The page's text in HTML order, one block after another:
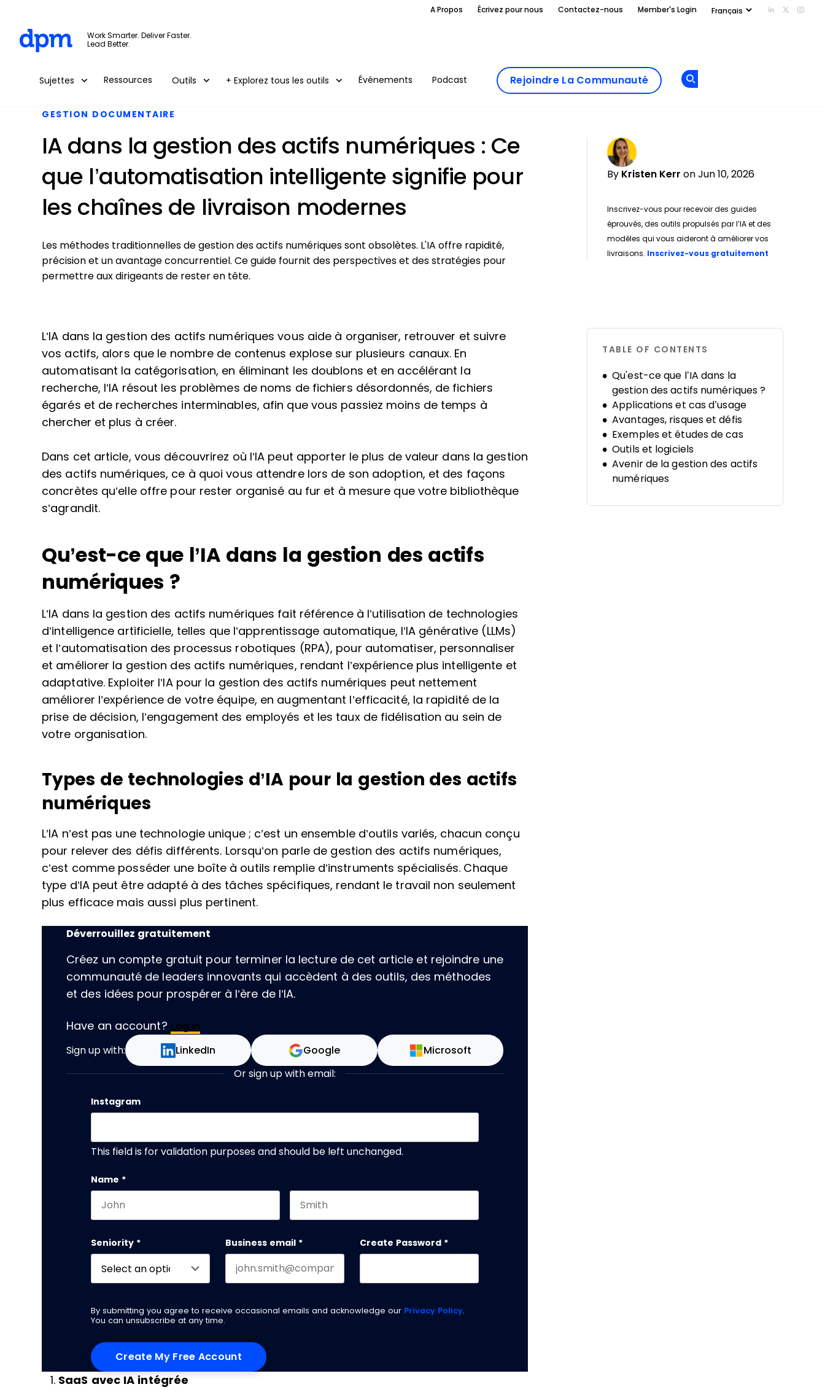
Skip to main content
A Propos Écrivez pour nous Contactez-nous Member's Login Add us on
Follow
Work Smarter. Deliver Faster.
Lead Better.
Sujettes Ressources Outils + Explorez tous les outils Événements Podcast Rejoindre La Communauté
GESTION DOCUMENTAIRE
IA dans la gestion des actifs numériques : Ce
que l’automatisation intelligente signifie pour
les chaînes de livraison modernes
By Kristen Kerr on Jun 10, 2026
Inscrivez-vous pour recevoir des guides
éprouvés, des outils propulsés par l’IA et des
modèles qui vous aideront à améliorer vos
livraisons. Inscrivez-vous gratuitement
Les méthodes traditionnelles de gestion des actifs numériques sont obsolètes. L'IA offre rapidité,
précision et un avantage concurrentiel. Ce guide fournit des perspectives et des stratégies pour
permettre aux dirigeants de rester en tête.
L’IA dans la gestion des actifs numériques vous aide à organiser, retrouver et suivre
vos actifs, alors que le nombre de contenus explose sur plusieurs canaux. En
automatisant la catégorisation, en éliminant les doublons et en accélérant la
recherche, l’IA résout les problèmes de noms de fichiers désordonnés, de fichiers
égarés et de recherches interminables, afin que vous passiez moins de temps à
chercher et plus à créer.
Dans cet article, vous découvrirez où l’IA peut apporter le plus de valeur dans la gestion
des actifs numériques, ce à quoi vous attendre lors de son adoption, et des façons
concrètes qu’elle offre pour rester organisé au fur et à mesure que votre bibliothèque
s’agrandit.
Qu’est-ce que l’IA dans la gestion des actifs
numériques ?
L’IA dans la gestion des actifs numériques fait référence à l’utilisation de technologies
d’intelligence artificielle, telles que l’apprentissage automatique, l’IA générative (LLMs)
et l’automatisation des processus robotiques (RPA), pour automatiser, personnaliser
et améliorer la gestion des actifs numériques, rendant l’expérience plus intelligente et
adaptative. Exploiter l’IA pour la gestion des actifs numériques peut nettement
améliorer l’expérience de votre équipe, en augmentant l’efficacité, la rapidité de la
prise de décision, l’engagement des employés et les taux de fidélisation au sein de
votre organisation.
Types de technologies d’IA pour la gestion des actifs
numériques
L’IA n’est pas une technologie unique ; c’est un ensemble d’outils variés, chacun conçu
pour relever des défis différents. Lorsqu’on parle de gestion des actifs numériques,
c’est comme posséder une boîte à outils remplie d’instruments spécialisés. Chaque
type d’IA peut être adapté à des tâches spécifiques, rendant le travail non seulement
plus efficace mais aussi plus pertinent.
Déverrouillez gratuitement
Créez un compte gratuit pour terminer la lecture de cet article et rejoindre une
communauté de leaders innovants qui accèdent à des outils, des méthodes
et des idées pour prospérer à l’ère de l’IA.
Have an account? Log In
Sign up with: LinkedIn Google Microsoft
Or sign up with email:
Instagram
This field is for validation purposes and should be left unchanged.
Name *
Seniority * Business email * Create Password *
By submitting you agree to receive occasional emails and acknowledge our Privacy Policy.
You can unsubscribe at any time.
SaaS avec IA intégrée
TABLE OF CONTENTS
Qu'est-ce que l’IA dans la
gestion des actifs numériques ?
Applications et cas d’usage
Avantages, risques et défis
Exemples et études de cas
Outils et logiciels
Avenir de la gestion des actifs
numériques